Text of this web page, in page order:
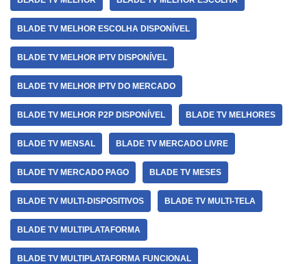
BLADE TV MELHOR ESCOLHA DISPONÍVEL
BLADE TV MELHOR IPTV DISPONÍVEL
BLADE TV MELHOR IPTV DO MERCADO
BLADE TV MELHOR P2P DISPONÍVEL BLADE TV MELHORES
BLADE TV MENSAL BLADE TV MERCADO LIVRE
BLADE TV MERCADO PAGO BLADE TV MESES
BLADE TV MULTI-DISPOSITIVOS BLADE TV MULTI-TELA
BLADE TV MULTIPLATAFORMA
BLADE TV MULTIPLATAFORMA FUNCIONAL